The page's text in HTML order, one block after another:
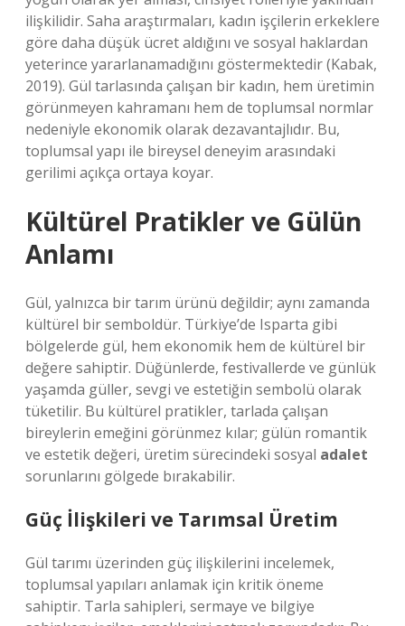
ilişkilidir. Saha araştırmaları, kadın işçilerin erkeklere
göre daha düşük ücret aldığını ve sosyal haklardan
yeterince yararlanamadığını göstermektedir (Kabak,
2019). Gül tarlasında çalışan bir kadın, hem üretimin
görünmeyen kahramanı hem de toplumsal normlar
nedeniyle ekonomik olarak dezavantajlıdır. Bu,
toplumsal yapı ile bireysel deneyim arasındaki
gerilimi açıkça ortaya koyar.
Kültürel Pratikler ve Gülün
Anlamı
Gül, yalnızca bir tarım ürünü değildir; aynı zamanda
kültürel bir semboldür. Türkiye’de Isparta gibi
bölgelerde gül, hem ekonomik hem de kültürel bir
değere sahiptir. Düğünlerde, festivallerde ve günlük
yaşamda güller, sevgi ve estetiğin sembolü olarak
tüketilir. Bu kültürel pratikler, tarlada çalışan
bireylerin emeğini görünmez kılar; gülün romantik
ve estetik değeri, üretim sürecindeki sosyal adalet
sorunlarını gölgede bırakabilir.
Güç İlişkileri ve Tarımsal Üretim
Gül tarımı üzerinden güç ilişkilerini incelemek,
toplumsal yapıları anlamak için kritik öneme
sahiptir. Tarla sahipleri, sermaye ve bilgiye